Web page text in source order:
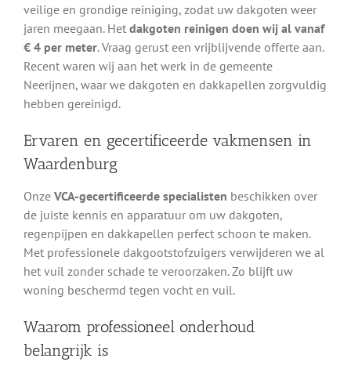
veilige en grondige reiniging, zodat uw dakgoten weer
jaren meegaan. Het dakgoten reinigen doen wij al vanaf
€ 4 per meter. Vraag gerust een vrijblijvende offerte aan.
Recent waren wij aan het werk in de gemeente
Neerijnen, waar we dakgoten en dakkapellen zorgvuldig
hebben gereinigd.
Ervaren en gecertificeerde vakmensen in
Waardenburg
Onze VCA-gecertificeerde specialisten beschikken over
de juiste kennis en apparatuur om uw dakgoten,
regenpijpen en dakkapellen perfect schoon te maken.
Met professionele dakgootstofzuigers verwijderen we al
het vuil zonder schade te veroorzaken. Zo blijft uw
woning beschermd tegen vocht en vuil.
Waarom professioneel onderhoud
belangrijk is